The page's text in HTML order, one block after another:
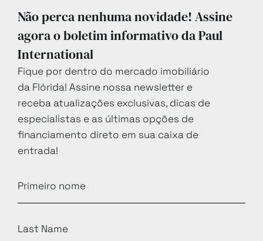
Não perca nenhuma novidade! Assine
agora o boletim informativo da Paul
International
Fique por dentro do mercado imobiliário
da Flórida! Assine nossa newsletter e
receba atualizações exclusivas, dicas de
especialistas e as últimas opções de
financiamento direto em sua caixa de
entrada!